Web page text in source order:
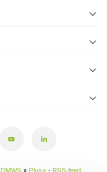
DMWS x Plus+- RSS-feed